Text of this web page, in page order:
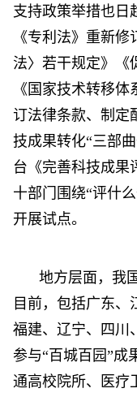
支持政策举措也日
《专利法》重新
法〉若干规定》《
《国家技术转移
订法律条款、制定
技成果转化“三部
台《完善科技成果
十部门围绕“评什
开展试点。
地方层面，我
目前，包括广东、
福建、辽宁、四川
参与“百城百园”成
通高校院所、医疗